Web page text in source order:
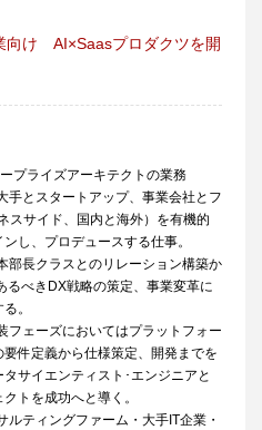
向け AI×Saasプロダクツを開
プライズアーキテクトの業務
とスタートアップ、事業会社とフ
スサイド、国内と海外）を有機的
し、プロデュースする仕事。
長クラスとのリレーション構築か
るべきDX戦略の策定、事業変革に
。
ェーズにおいてはプラットフォー
件定義から仕様策定、開発までを
サイエンティスト･エンジニアと
トを成功へと導く。
ティングファーム・大手IT企業・